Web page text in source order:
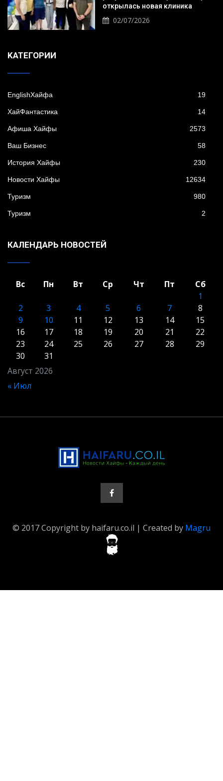
открылась новая клиника
02/07/2026
KАТЕГОРИИ
EnglishХайфа 19
XайФантастика 14
Афиша Хайфы 2573
Ваш Бизнес 58
История Хайфы 230
Новости Хайфы 12634
Туризм 980
Туризм 2
КАЛЕНДАРЬ НОВОСТЕЙ
Август 2026
Вс Пн Вт Ср Чт Пт
Сб
1
2
3 4 5 6 7
8
9
10 11 12 13 14
15
16
17 18 19 20 21
22
23
24 25 26 27 28
29
30
31
« Июл
© 2017 Copyright by haifaru.co.il | Created by Magru